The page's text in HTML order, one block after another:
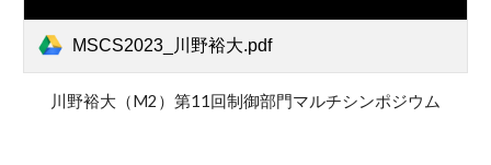
MSCS2023_川野裕大.pdf
川野裕大 （M2）第11回制御部門マルチシンポジウム